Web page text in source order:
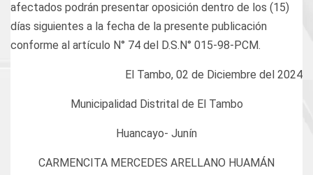
afectados podrán presentar oposición dentro de los (15)
días siguientes a la fecha de la presente publicación
conforme al artículo N° 74 del D.S.N° 015-98-PCM.
El Tambo, 02 de Diciembre del 2024
Municipalidad Distrital de El Tambo
Huancayo- Junín
CARMENCITA MERCEDES ARELLANO HUAMÁN